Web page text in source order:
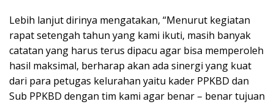
Lebih lanjut dirinya mengatakan, “Menurut kegiatan
rapat setengah tahun yang kami ikuti, masih banyak
catatan yang harus terus dipacu agar bisa memperoleh
hasil maksimal, berharap akan ada sinergi yang kuat
dari para petugas kelurahan yaitu kader PPKBD dan
Sub PPKBD dengan tim kami agar benar – benar tujuan